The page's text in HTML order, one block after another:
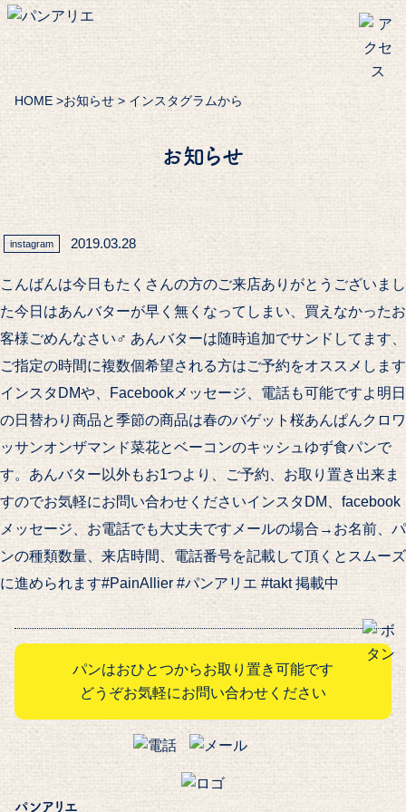
HOME >お知らせ > インスタグラムから
お知らせ
instagram 2019.03.28
こんばんは今日もたくさんの方のご来店ありがとうございまし
た今日はあんバターが早く無くなってしまい、買えなかったお
客様ごめんなさい‍♂️ あんバターは随時追加でサンドしてます、
ご指定の時間に複数個希望される方はご予約をオススメします
インスタDMや、Facebookメッセージ、電話も️可能ですよ明日
の日替わり商品と季節の商品は春のバゲット桜あんぱんクロワ
ッサンオンザマンド菜花とベーコンのキッシュゆず食パンで
す。あんバター以外もお1つより、ご予約、お取り置き出来ま
すのでお気軽にお問い合わせくださいインスタDM、facebook
メッセージ、お電話でも大丈夫ですメールの場合→お名前、パ
ンの種類数量、来店時間、電話番号を記載して頂くとスムーズ
に進められます#PainAllier #パンアリエ #takt 掲載中
パンはおひとつからお取り置き可能です
どうぞお気軽にお問い合わせください
パンアリエ